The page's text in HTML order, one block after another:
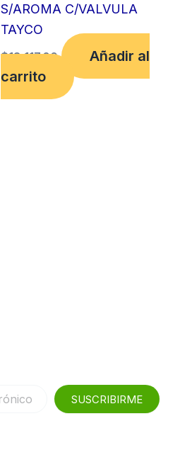
S/AROMA C/VALVULA
TAYCO
$18,117.00
Añadir al
carrito
SUSCRIBIRME